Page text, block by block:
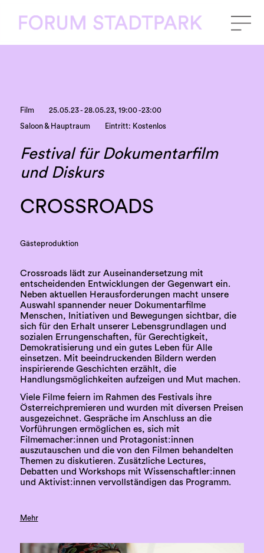
Film 25.05.23 - 28.05.23, 19:00 -23:00
Saloon & Hauptraum Eintritt: Kostenlos
Festival für Dokumentarfilm
und Diskurs
CROSSROADS
Gästeproduktion
Crossroads lädt zur Auseinandersetzung mit
entscheidenden Entwicklungen der Gegenwart ein.
Neben aktuellen Herausforderungen macht unsere
Auswahl spannender neuer Dokumentarfilme
Menschen, Initiativen und Bewegungen sichtbar, die
sich für den Erhalt unserer Lebensgrundlagen und
sozialen Errungenschaften, für Gerechtigkeit,
Demokratisierung und ein gutes Leben für Alle
einsetzen. Mit beeindruckenden Bildern werden
inspirierende Geschichten erzählt, die
Handlungsmöglichkeiten aufzeigen und Mut machen.
Viele Filme feiern im Rahmen des Festivals ihre
Österreichpremieren und wurden mit diversen Preisen
ausgezeichnet. Gespräche im Anschluss an die
Vorführungen ermöglichen es, sich mit
Filmemacher:innen und Protagonist:innen
auszutauschen und die von den Filmen behandelten
Themen zu diskutieren. Zusätzliche Lectures,
Debatten und Workshops mit Wissenschaftler:innen
und Aktivist:innen vervollständigen das Programm.
Mehr